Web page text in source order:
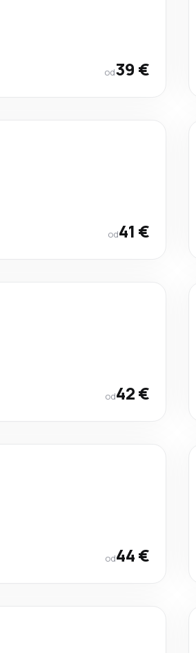
od39 €
od41 €
od42 €
od44 €